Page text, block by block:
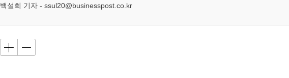
백설희 기자 - ssul20@businesspost.co.kr